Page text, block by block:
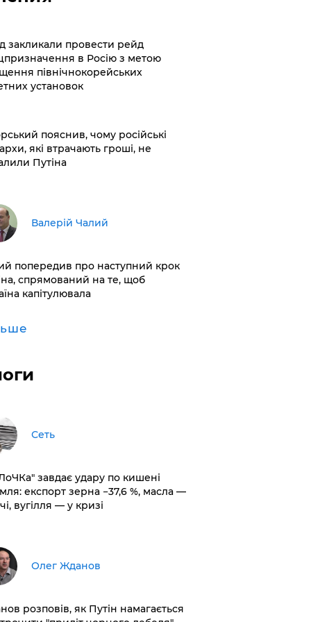
закликали провести рейд
в Росію з метою
північнокорейських
установок
пояснив, чому російські
які втрачають гроші, не
Путіна
Валерій Чалий
попередив про наступний крок
спрямований на те, щоб
капітулювала
Сеть
завдає удару по кишені
експорт зерна −37,6 %, масла —
вугілля — у кризі
Олег Жданов
розповів, як Путін намагається